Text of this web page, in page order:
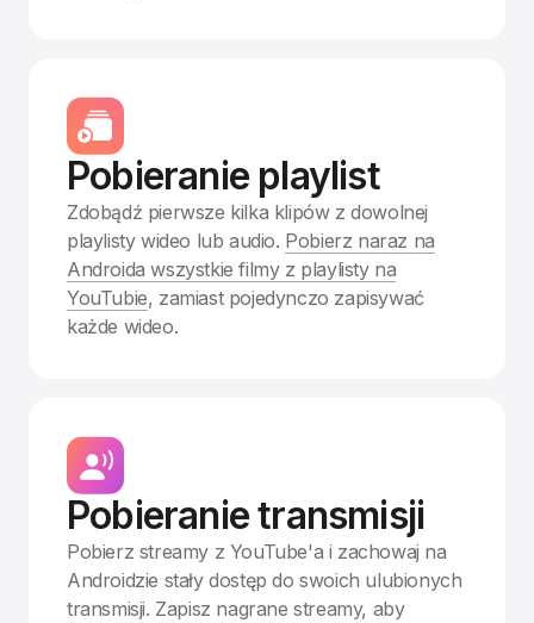
Pobieranie playlist
Zdobądź pierwsze kilka klipów z dowolnej
playlisty wideo lub audio. Pobierz naraz na
Androida wszystkie filmy z playlisty na
YouTubie, zamiast pojedynczo zapisywać
każde wideo.
Pobieranie transmisji
Pobierz streamy z YouTube'a i zachowaj na
Androidzie stały dostęp do swoich ulubionych
transmisji. Zapisz nagrane streamy, aby